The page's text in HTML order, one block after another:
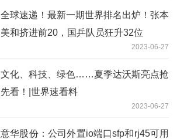
全球速递！最新一期世界排名出炉！张本
美和挤进前20，国乒队员狂升32位
2023-06-27
文化、科技、绿色……夏季达沃斯亮点抢
先看！|世界速看料
2023-06-27
意华股份：公司外置io端口sfp和rj45可用